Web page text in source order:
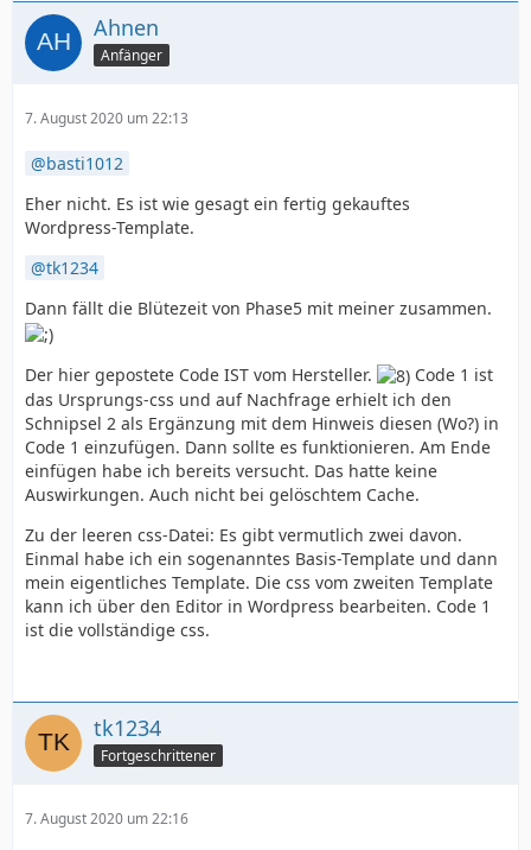
Ahnen
Anfänger
7. August 2020 um 22:13
basti1012
Eher nicht. Es ist wie gesagt ein fertig gekauftes
Wordpress-Template.
tk1234
Dann fällt die Blütezeit von Phase5 mit meiner zusammen.
Der hier gepostete Code IST vom Hersteller.
Code 1 ist
das Ursprungs-css und auf Nachfrage erhielt ich den
Schnipsel 2 als Ergänzung mit dem Hinweis diesen (Wo?) in
Code 1 einzufügen. Dann sollte es funktionieren. Am Ende
einfügen habe ich bereits versucht. Das hatte keine
Auswirkungen. Auch nicht bei gelöschtem Cache.
Zu der leeren css-Datei: Es gibt vermutlich zwei davon.
Einmal habe ich ein sogenanntes Basis-Template und dann
mein eigentliches Template. Die css vom zweiten Template
kann ich über den Editor in Wordpress bearbeiten. Code 1
ist die vollständige css.
tk1234
Fortgeschrittener
7. August 2020 um 22:16